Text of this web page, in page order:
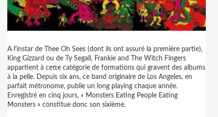
A l’instar de Thee Oh Sees (dont ils ont assuré la première partie),
King Gizzard ou de Ty Segall, Frankie and The Witch Fingers
appartient à cette catégorie de formations qui gravent des albums
à la pelle. Depuis six ans, ce band originaire de Los Angeles, en
parfait métronome, publie un long playing chaque année.
Enregistré en cinq jours, « Monsters Eating People Eating
Monsters » constitue donc son sixième.